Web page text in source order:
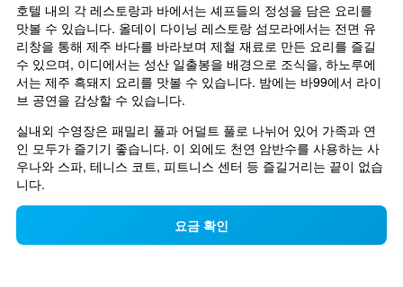
호텔 내의 각 레스토랑과 바에서는 셰프들의 정성을 담은 요리를
맛볼 수 있습니다. 올데이 다이닝 레스토랑 섬모라에서는 전면 유
리창을 통해 제주 바다를 바라보며 제철 재료로 만든 요리를 즐길
수 있으며, 이디에서는 성산 일출봉을 배경으로 조식을, 하노루에
서는 제주 흑돼지 요리를 맛볼 수 있습니다. 밤에는 바99에서 라이
브 공연을 감상할 수 있습니다.
실내외 수영장은 패밀리 풀과 어덜트 풀로 나뉘어 있어 가족과 연
인 모두가 즐기기 좋습니다. 이 외에도 천연 암반수를 사용하는 사
우나와 스파, 테니스 코트, 피트니스 센터 등 즐길거리는 끝이 없습
니다.
요금 확인